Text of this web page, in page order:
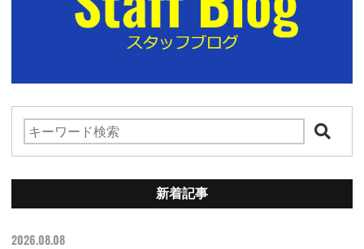
新着記事
2026.08.08